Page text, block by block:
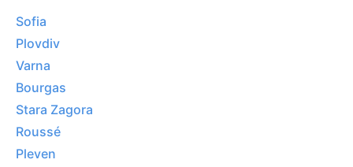
Sofia
Plovdiv
Varna
Bourgas
Stara Zagora
Roussé
Pleven